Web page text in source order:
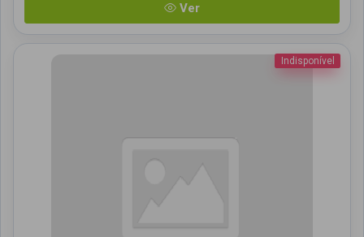
Ver
Indisponível